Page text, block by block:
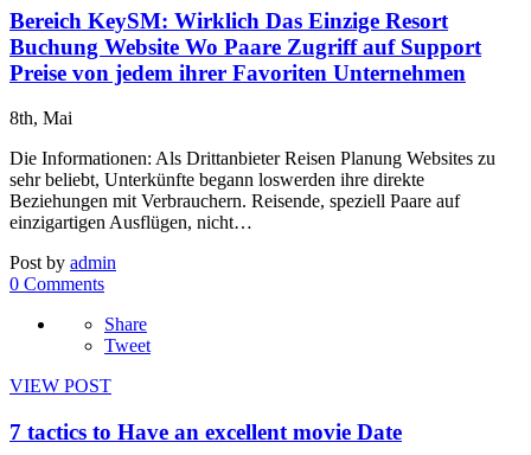
Bereich KeySM: Wirklich Das Einzige Resort
Buchung Website Wo Paare Zugriff auf Support
Preise von jedem ihrer Favoriten Unternehmen
8th, Mai
Die Informationen: Als Drittanbieter Reisen Planung Websites zu
sehr beliebt, Unterkünfte begann loswerden ihre direkte
Beziehungen mit Verbrauchern. Reisende, speziell Paare auf
einzigartigen Ausflügen, nicht…
Post by admin
0 Comments
Share
Tweet
VIEW POST
7 tactics to Have an excellent movie Date